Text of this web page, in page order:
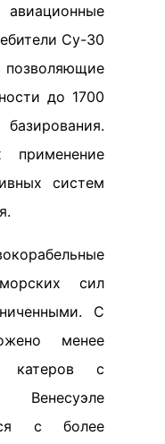
Су-30
до 1700
применение
систем
сил
С
менее
катеров с
Венесуэле
с более